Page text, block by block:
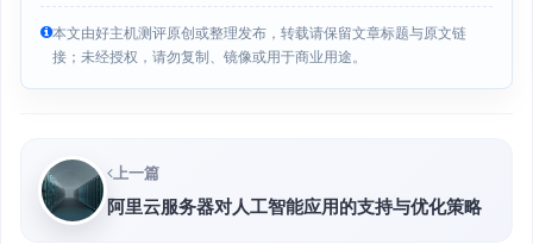
本文由好主机测评原创或整理发布，转载请保留文章标题与原文链
接；未经授权，请勿复制、镜像或用于商业用途。
上一篇
阿里云服务器对人工智能应用的支持与优化策略